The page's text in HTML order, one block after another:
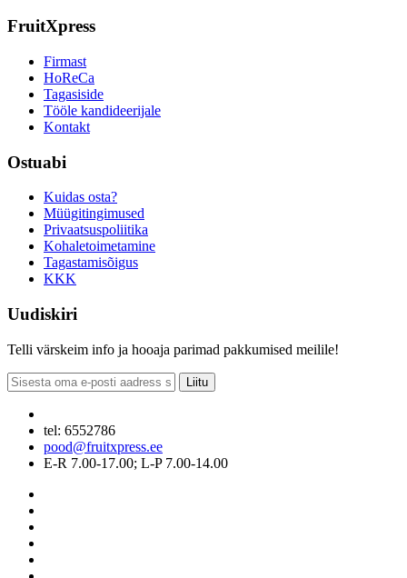
FruitXpress
Firmast
HoReCa
Tagasiside
Tööle kandideerijale
Kontakt
Ostuabi
Kuidas osta?
Müügitingimused
Privaatsuspoliitika
Kohaletoimetamine
Tagastamisõigus
KKK
Uudiskiri
Telli värskeim info ja hooaja parimad pakkumised meilile!
Liitu
tel: 6552786
pood@fruitxpress.ee
E-R 7.00-17.00; L-P 7.00-14.00